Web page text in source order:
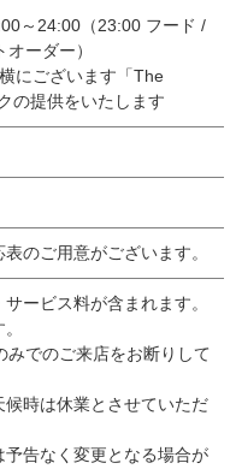
～24:00（23:00 フード /
ーダー）
にございます「The
の提供をいたします
のご用意がございます。
ービス料が含まれます。
でのご来店をお断りして
時は休業とさせていただ
告なく変更となる場合が